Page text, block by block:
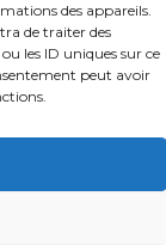
des appareils.
de traiter des
les ID uniques sur ce
peut avoir
légales